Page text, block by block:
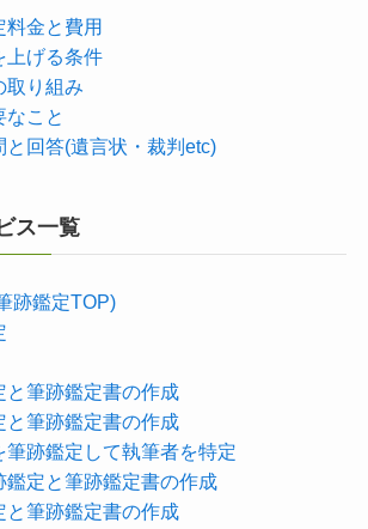
料金と費用
上げる条件
取り組み
なこと
回答(遺言状・裁判etc)
ス一覧
跡鑑定TOP)
と筆跡鑑定書の作成
と筆跡鑑定書の作成
跡鑑定して執筆者を特定
鑑定と筆跡鑑定書の作成
と筆跡鑑定書の作成